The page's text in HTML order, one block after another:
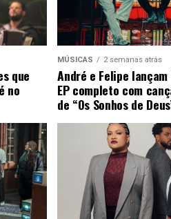
que
no
MÚSICAS 2 semanas atrás
André e Felipe
EP completo com
de “Os Sonhos de